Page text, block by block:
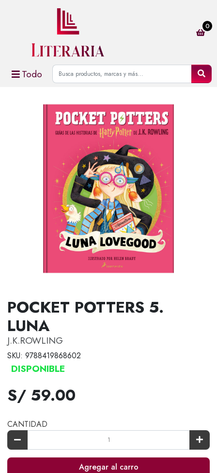
Todo
0
POCKET POTTERS 5.
LUNA
J.K.ROWLING
SKU: 9788419868602
DISPONIBLE
S/ 59.00
CANTIDAD
Agregar al carro